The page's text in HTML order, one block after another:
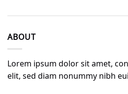
ABOUT
Lorem ipsum dolor sit amet,
elit, sed diam nonummy nibh